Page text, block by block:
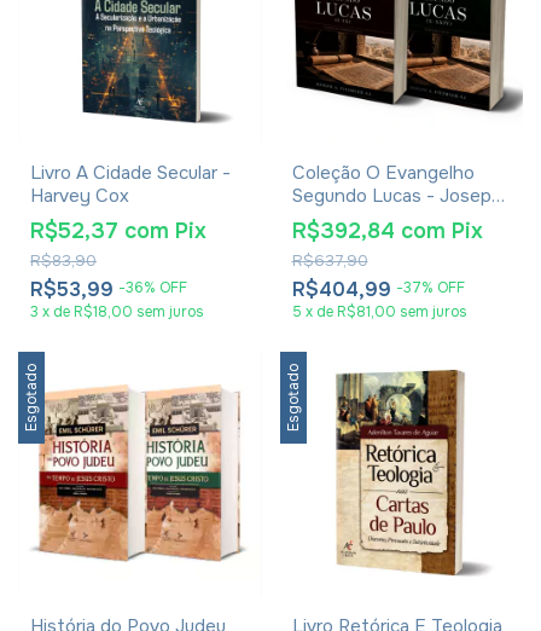
Livro A Cidade Secular -
Harvey Cox
R$53,99 -36% OFF
R$83,90
R$52,37 com Pix
3 x de R$18,00 sem juros
Coleção O Evangelho
Segundo Lucas - Joseph
A. Fitzmyer
R$404,99 -37% OFF
R$637,90
R$392,84 com Pix
5 x de R$81,00 sem juros
Esgotado
História do Povo Judeu
Esgotado
Livro Retórica E Teologia